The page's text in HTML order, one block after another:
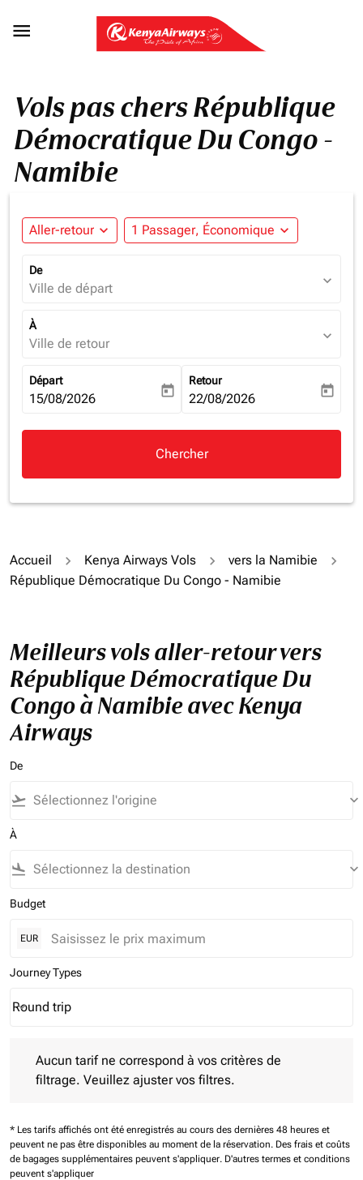

Vols pas chers République
Démocratique Du Congo -
Namibie
Aller-retour expand_more 1 Passager, Économique expand_more
De
Ville de départ expand_more
À
Ville de retour expand_more
Départ
fc-booking-departure-date-aria-label
15/08/2026 today
Retour
fc-booking-return-date-aria-
22/08/2026 today
Chercher
Accueil Kenya Airways Vols
vers la Namibie
République Démocratique Du Congo - Namibie
Meilleurs vols aller-retour vers
République Démocratique Du
Congo à Namibie avec Kenya
Airways
De
flight_takeoff keyboard_arrow_down
À
flight_land keyboard_arrow_down
Budget
EUR
Journey Types
Journey Types option Round trip Selected
Round trip
keyboard_arrow_down
Aucun tarif ne correspond à vos critères de
filtrage. Veuillez ajuster vos filtres.
* Les tarifs affichés ont été enregistrés au cours des dernières 48 heures et
peuvent ne pas être disponibles au moment de la réservation. Des frais et coûts
de bagages supplémentaires peuvent s'appliquer. D'autres termes et conditions
peuvent s'appliquer